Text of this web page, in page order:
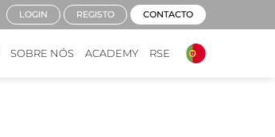
SOBRE NÓS ACADEMY RSE
LOGIN REGISTO CONTACTO